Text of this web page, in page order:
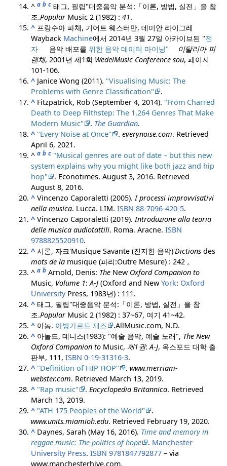
^a b c 태그, 필립"대중음악 분석: 「이론, 방법, 실전」을 참
조.Popular Music 2 (1982) :41.
^ 프랑수아 파체, 기어트 웨스터만, 데미안 라이그레
Wayback Machine에서 2014년 3월 27일 아카이브된 "전
자
음악 배포를 위한 음악 데이터 마이닝"
이탈리아 피
렌체, 2001년 제1회 WedelMusic Conference sou, 페이지
101-106.
^ Janice Wong (2011). "Visualising Music: The
Problems with Genre Classification"
.
^ Fitzpatrick, Rob (September 4, 2014). "From Charred
Death to Deep Filthstep: The 1,264 Genres That Make
Modern Music"
. The Guardian.
^ "Every Noise at Once" .everynoise.com. Retrieved
April 6, 2021.
^a b c "Musical genres are out of date – but this new
system explains why you might like both jazz and hip
hop"
. Econotimes. August 3, 2016. Retrieved
August 8, 2016.
^ Vincenzo Caporaletti (2005).I processi improvvisativi
nella musica. Lucca. LIM.ISBN 88-7096-420-5.
^ Vincenzo Caporaletti (2019).Introduzione alla teoria
delle musica audiotattili. Roma. Aracne.ISBN
9788825520910.
^ 시론, 자크'Musique Savante (진지한 음악)'Dictions des
mots de la musique (파리:Outre Mesure) : 242 。
^a b Arnold, Denis: The New Oxford Companion to
Music, Volume 1:A-J (Oxford and NewYork: Oxford
UniversityPress, 1983년) : 111.
^ 태그, 필립"대중음악 분석: 「이론, 방법, 실전」을 참
조.Popular Music 2 (1982) : 37~67, 여기 41~42.
^ 아농. 아방가르드 재즈 .AllMusic.com, N.D.
^ 아놀드, 데니스(1983): "예술 음악, 예술 노래", The New
Oxford Companion to Music, 제1권:A-J, 옥스포드 대학 출
판부, 111,ISBN 0-19-31316-3.
^ "Definition of HIP HOP" .www.merriam-
webster.com. Retrieved March 13, 2019.
^
"Rap music" .Encyclopedia Britannica. Retrieved
March 13, 2019.
^ "ATH 175 Peoples of the World"
.
www.units.miamioh.edu. Retrieved February 19, 2020.
^ Daynes, Sarah (May 16, 2016). Time and memory in
reggae music: The politics of hope
. Manchester
University Press.ISBN 9781847792877 – via
www.manchesterhive.com.